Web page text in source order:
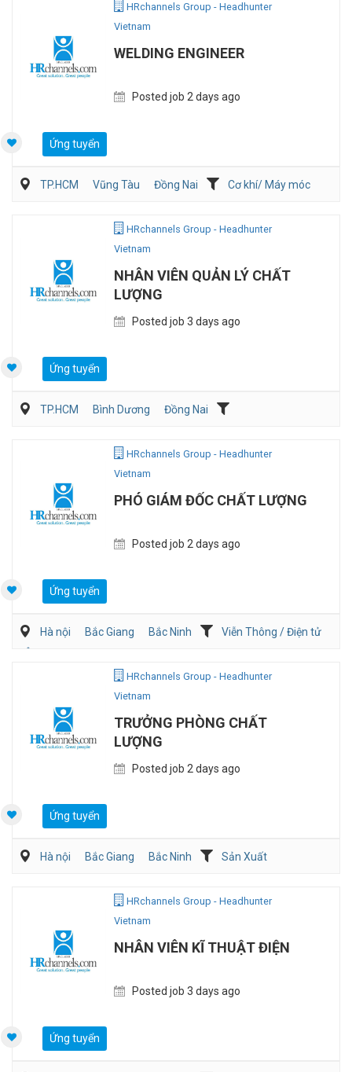
HRchannels Group - Headhunter
Vietnam
WELDING ENGINEER
Posted job 2 days ago
Ứng tuyển
TP.HCM Vũng Tàu Đồng Nai
Cơ khí/ Máy móc
HRchannels Group - Headhunter
Vietnam
NHÂN VIÊN QUẢN LÝ CHẤT
LƯỢNG
Posted job 3 days ago
Ứng tuyển
TP.HCM Bình Dương
Đồng Nai
HRchannels Group - Headhunter
Vietnam
PHÓ GIÁM ĐỐC CHẤT LƯỢNG
Posted job 2 days ago
Ứng tuyển
Hà nội Bắc Giang Bắc Ninh
Viễn Thông / Điện tử
HRchannels Group - Headhunter
Vietnam
TRƯỞNG PHÒNG CHẤT
LƯỢNG
Posted job 2 days ago
Ứng tuyển
Hà nội Bắc Giang Bắc Ninh
Sản Xuất
HRchannels Group - Headhunter
Vietnam
NHÂN VIÊN KĨ THUẬT ĐIỆN
Posted job 3 days ago
Ứng tuyển